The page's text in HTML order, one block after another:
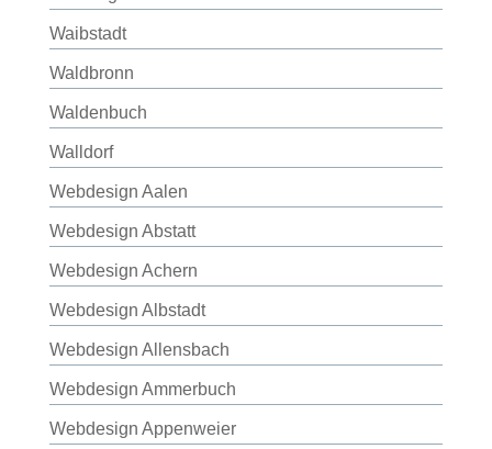
Waibstadt
Waldbronn
Waldenbuch
Walldorf
Webdesign Aalen
Webdesign Abstatt
Webdesign Achern
Webdesign Albstadt
Webdesign Allensbach
Webdesign Ammerbuch
Webdesign Appenweier